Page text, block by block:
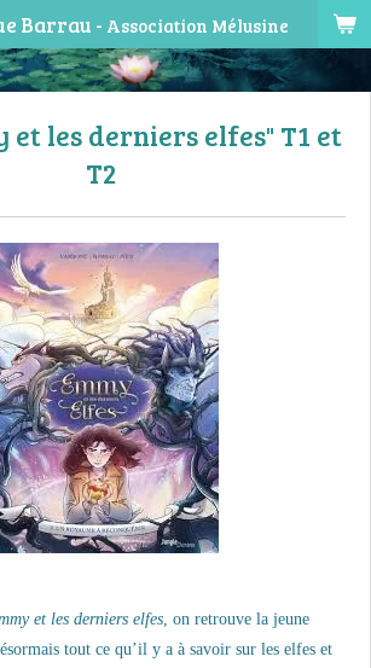
Barrau - Association Mélusine
et les derniers elfes" T1 et
T2
et les derniers elfes , on retrouve la jeune
tout ce qu’il y a à savoir sur les elfes et